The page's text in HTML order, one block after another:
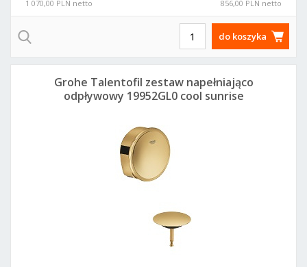
1 070,00 PLN netto 856,00 PLN netto
do koszyka
Grohe Talentofil zestaw napełniająco
odpływowy 19952GL0 cool sunrise